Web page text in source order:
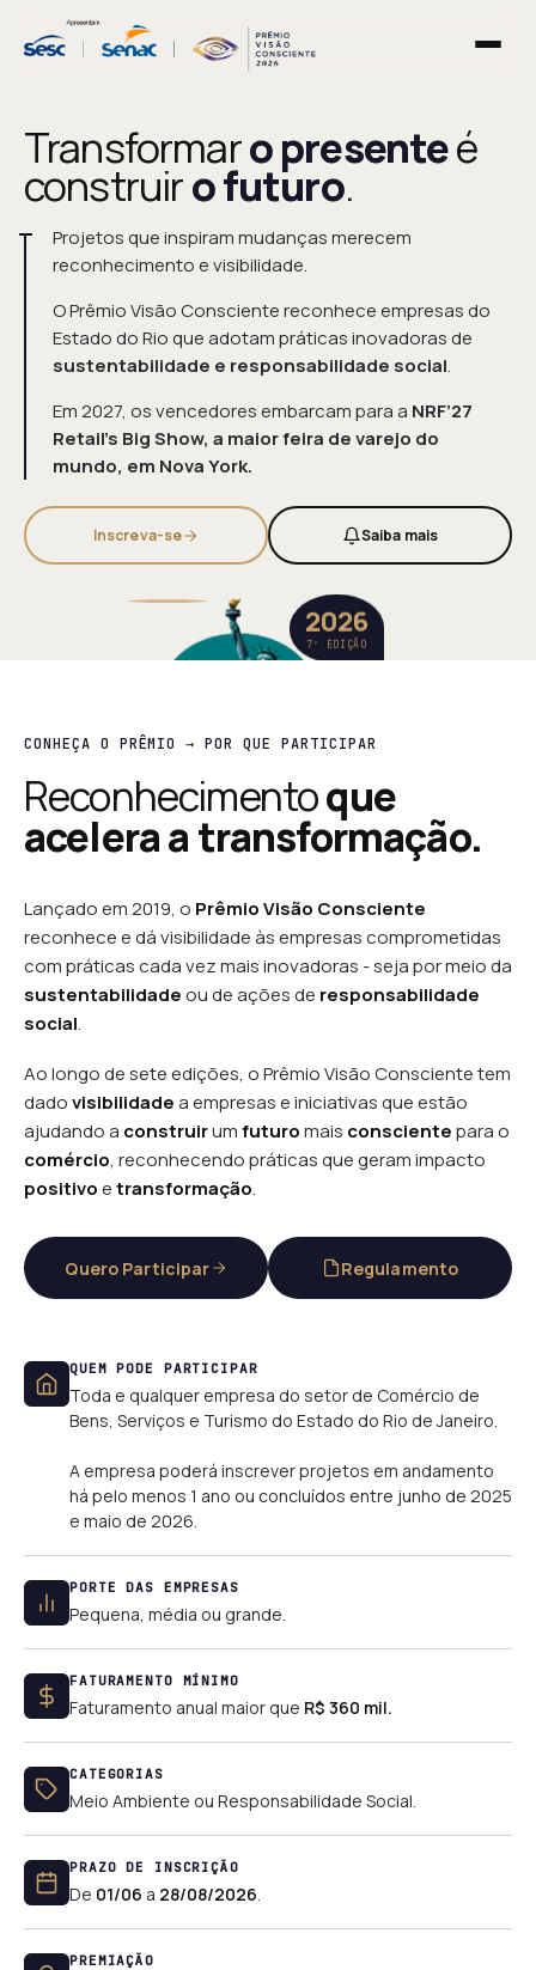
Transformaro presenteé
construiro futuro.
Projetos que inspiram mudanças merecem
reconhecimento e visibilidade.
O Prêmio Visão Consciente reconhece empresas do
Estado do Rio que adotam práticas inovadoras de
sustentabilidade e responsabilidade social.
Em 2027, os vencedores embarcam para a NRF’27
Retail's Big Show, a maior feira de varejo do
mundo, em Nova York.
Inscreva-se Saiba mais
2026
7ª EDIÇÃO
CONHEÇA O PRÊMIO → POR QUE PARTICIPAR
Reconhecimentoque
acelera a transformação.
Lançado em 2019, o Prêmio Visão Consciente
reconhece e dá visibilidade às empresas comprometidas
com práticas cada vez mais inovadoras - seja por meio da
sustentabilidadeou de ações de responsabilidade
social.
Ao longo de sete edições, o Prêmio Visão Consciente tem
dadovisibilidadea empresas e iniciativas que estão
ajudando a construirumfuturomais conscientepara o
comércio, reconhecendo práticas que geram impacto
positivoetransformação.
Quero Participar Regulamento
QUEM PODE PARTICIPAR
Toda e qualquer empresa do setor de Comércio de
Bens, Serviços e Turismo do Estado do Rio de Janeiro.
A empresa poderá inscrever projetos em andamento
há pelo menos 1 ano ou concluídos entre junho de 2025
e maio de 2026.
PORTE DAS EMPRESAS
Pequena, média ou grande.
FATURAMENTO MÍNIMO
Faturamento anual maior que R$ 360 mil.
CATEGORIAS
Meio Ambiente ou Responsabilidade Social.
PRAZO DE INSCRIÇÃO
De 01/06 a 28/08/2026.
PREMIAÇÃO